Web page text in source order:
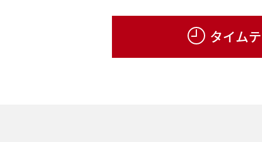
【元気な身体をつくろう!】任せて安心!コナミスポーツクラ
【選ぶなら絶対回数券!】フィットネス・法人都度利用会員様
タイム